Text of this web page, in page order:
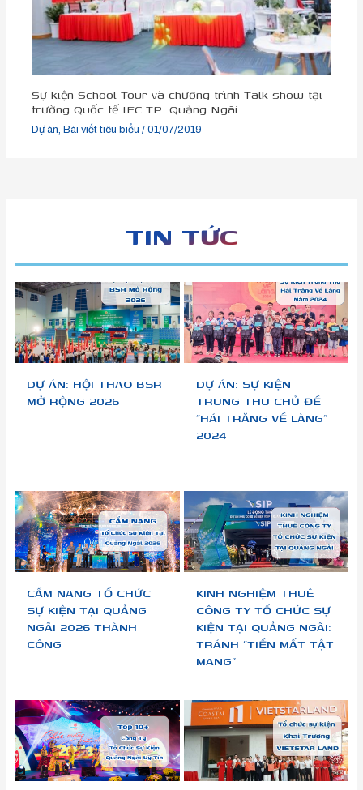
Sự kiện School Tour và chương trình Talk show tại
trường Quốc tế IEC TP. Quảng Ngãi
Dự án, Bài viết tiêu biểu /01/07/2019
TIN TỨC
DỰ ÁN: HỘI THAO BSR
MỞ RỘNG 2026
DỰ ÁN: SỰ KIỆN
TRUNG THU CHỦ ĐỀ
“HÁI TRĂNG VỀ LÀNG”
2024
CẨM NANG TỔ CHỨC
SỰ KIỆN TẠI QUẢNG
NGÃI 2026 THÀNH
CÔNG
KINH NGHIỆM THUÊ
CÔNG TY TỔ CHỨC SỰ
KIỆN TẠI QUẢNG NGÃI:
TRÁNH “TIỀN MẤT TẬT
MANG”